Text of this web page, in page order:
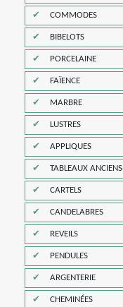
COMMODES
BIBELOTS
PORCELAINE
FAÏENCE
MARBRE
LUSTRES
APPLIQUES
TABLEAUX ANCIENS
CARTELS
CANDELABRES
REVEILS
PENDULES
ARGENTERIE
CHEMINÉES